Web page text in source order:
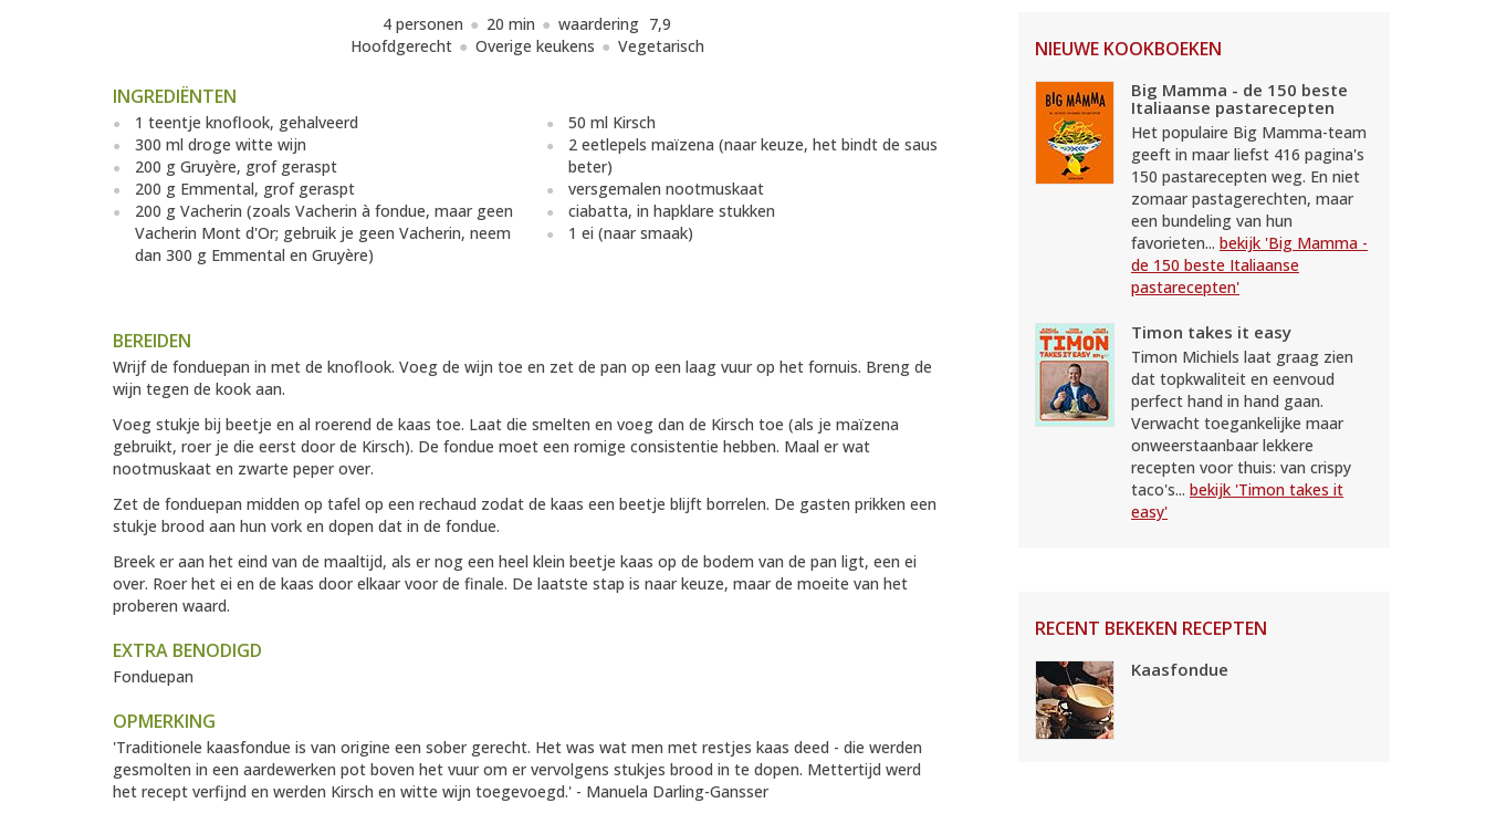
4 personen 20 min waardering 7,9
Hoofdgerecht
Overige keukens Vegetarisch
INGREDIËNTEN
1 teentje knoflook, gehalveerd
300 ml droge witte wijn
200 g Gruyère, grof geraspt
200 g Emmental, grof geraspt
200 g Vacherin (zoals Vacherin à fondue, maar geen
Vacherin Mont d'Or; gebruik je geen Vacherin, neem
dan 300 g Emmental en Gruyère)
50 ml Kirsch
2 eetlepels maïzena (naar keuze, het bindt de saus
beter)
versgemalen nootmuskaat
ciabatta, in hapklare stukken
1 ei (naar smaak)
BEREIDEN
Wrijf de fonduepan in met de knoflook. Voeg de wijn toe en zet de pan op een laag vuur op het fornuis. Breng de
wijn tegen de kook aan.
Voeg stukje bij beetje en al roerend de kaas toe. Laat die smelten en voeg dan de Kirsch toe (als je maïzena
gebruikt, roer je die eerst door de Kirsch). De fondue moet een romige consistentie hebben. Maal er wat
nootmuskaat en zwarte peper over.
Zet de fonduepan midden op tafel op een rechaud zodat de kaas een beetje blijft borrelen. De gasten prikken een
stukje brood aan hun vork en dopen dat in de fondue.
Breek er aan het eind van de maaltijd, als er nog een heel klein beetje kaas op de bodem van de pan ligt, een ei
over. Roer het ei en de kaas door elkaar voor de finale. De laatste stap is naar keuze, maar de moeite van het
proberen waard.
EXTRA BENODIGD
Fonduepan
OPMERKING
'Traditionele kaasfondue is van origine een sober gerecht. Het was wat men met restjes kaas deed - die werden
gesmolten in een aardewerken pot boven het vuur om er vervolgens stukjes brood in te dopen. Mettertijd werd
het recept verfijnd en werden Kirsch en witte wijn toegevoegd.' - Manuela Darling-Gansser
NIEUWE KOOKBOEKEN
Big Mamma - de 150 beste
Italiaanse pastarecepten
Het populaire Big Mamma-team
geeft in maar liefst 416 pagina's
150 pastarecepten weg. En niet
zomaar pastagerechten, maar
een bundeling van hun
favorieten... bekijk 'Big Mamma -
de 150 beste Italiaanse
pastarecepten'
Timon takes it easy
Timon Michiels laat graag zien
dat topkwaliteit en eenvoud
perfect hand in hand gaan.
Verwacht toegankelijke maar
onweerstaanbaar lekkere
recepten voor thuis: van crispy
taco's... bekijk 'Timon takes it
easy'
RECENT BEKEKEN RECEPTEN
Kaasfondue